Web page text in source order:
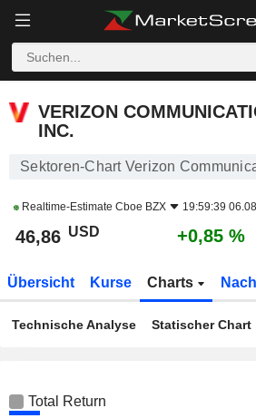
VERIZON
INC.
Sektoren-Chart Verizon
Realtime-Estimate Cboe BZX 19:59:39
46,86 USD +0,85 %
Übersicht Kurse Charts
Technische Analyse Statischer Chart
Total Return